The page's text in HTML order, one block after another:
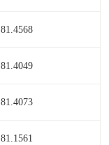
81.4568
81.4049
81.4073
81.1561